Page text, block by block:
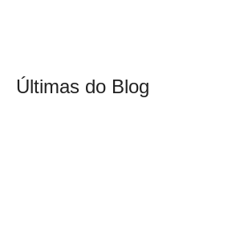
Últimas do Blog